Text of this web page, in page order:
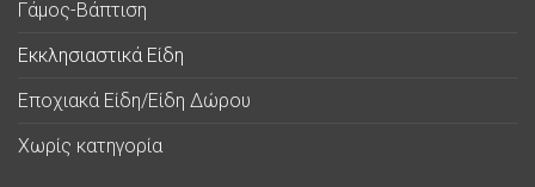
Γάμος-Βάπτιση
Εκκλησιαστικά Είδη
Εποχιακά Είδη/Είδη Δώρου
Χωρίς κατηγορία